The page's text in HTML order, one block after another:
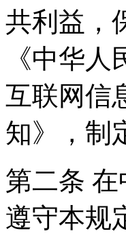
共利益，
《中华
互联网信
知》，制
第二条
遵守本规